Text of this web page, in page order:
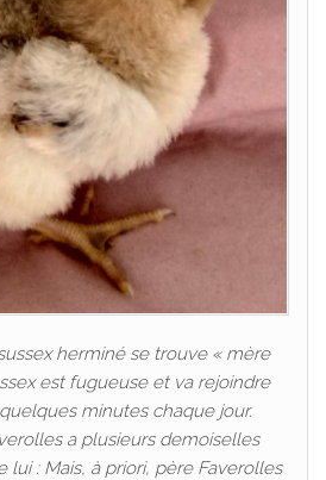
herminé se trouve « mère
est fugueuse et va rejoindre
minutes chaque jour.
a plusieurs demoiselles
lui : Mais, à priori, père Faverolles